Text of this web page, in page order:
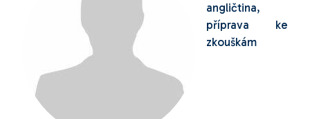
angličtina,
příprava ke
zkouškám